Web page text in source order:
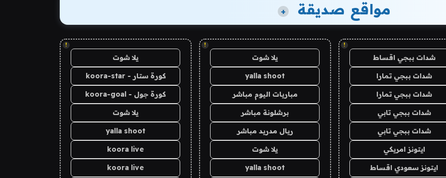
مواقع صديقة +
!
شدات ببجي اقساط
شدات ببجي تمارا
شدات ببجي تمارا
شدات ببجي تابي
شدات ببجي تابي
ايتونز امريكي
ايتونز سعودي اقساط
!
يلا شوت
yalla shoot
مباريات اليوم مباشر
برشلونة مباشر
ريال مدريد مباشر
يلا شوت
yalla shoot
!
يلا شوت
كورة ستار - koora-star
كورة جول - koora-goal
يلا شوت
yalla shoot
koora live
koora live